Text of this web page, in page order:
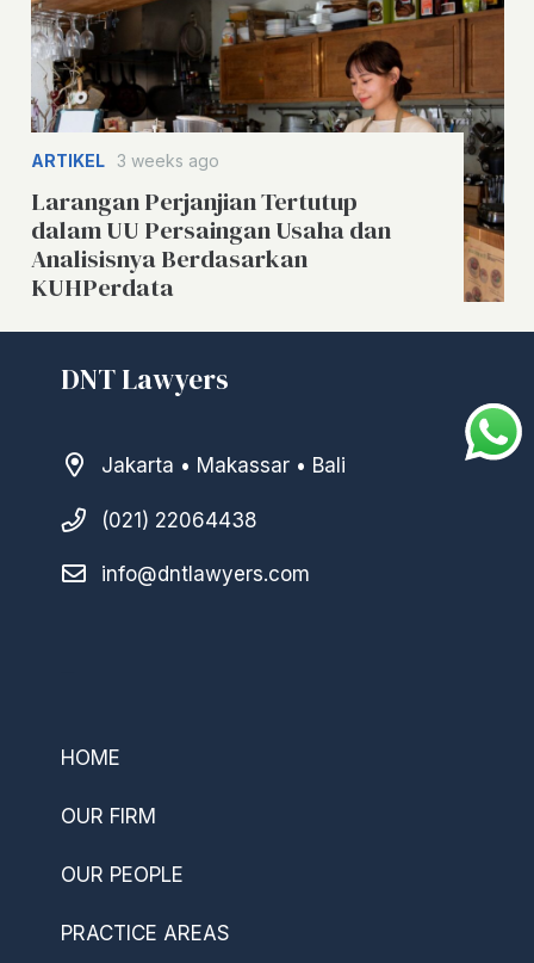
ARTIKEL 3 weeks ago
Larangan Perjanjian Tertutup
dalam UU Persaingan Usaha dan
Analisisnya Berdasarkan
KUHPerdata
DNT Lawyers
Jakarta • Makassar • Bali
(021) 22064438
info@dntlawyers.com
HOME
OUR FIRM
OUR PEOPLE
PRACTICE AREAS